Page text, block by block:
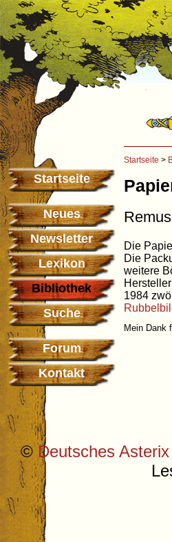
Startseite
Neues
Newsletter
Lexikon
Bibliothek
Suche
Forum
Kontakt
Startseite >
Die
Die
weitere
1984
Mein Dank
©Deutsches